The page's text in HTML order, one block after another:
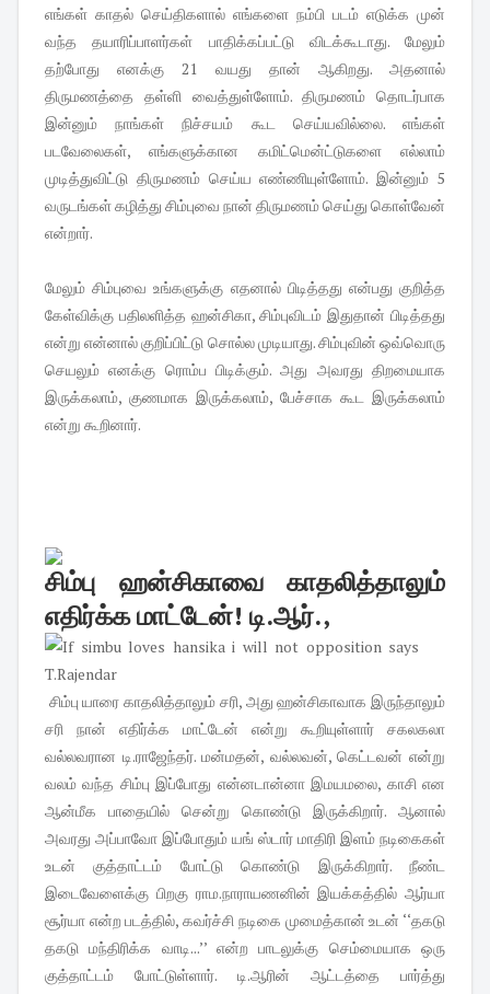
எங்கள் காதல் செய்திகளால் எங்களை நம்பி படம் எடுக்க முன்
வந்த தயாரிப்பாளர்கள் பாதிக்கப்பட்டு விடக்கூடாது. மேலும்
தற்போது எனக்கு 21 வயது தான் ஆகிறது. அதனால்
திருமணத்தை தள்ளி வைத்துள்ளோம். திருமணம் தொடர்பாக
இன்னும் நாங்கள் நிச்சயம் கூட செய்யவில்லை. எங்கள்
படவேலைகள், எங்களுக்கான கமிட்மென்ட்டுகளை எல்லாம்
முடித்துவிட்டு திருமணம் செய்ய எண்ணியுள்‌ளோம். இன்னும் 5
வருடங்கள் கழித்து சிம்புவை நான் திருமணம் செய்து கொள்வேன்
என்றார்.
மேலும் சிம்புவை உங்களுக்கு எதனால் பிடித்தது என்பது குறித்த
கேள்விக்கு பதிலளித்த ஹன்சிகா, சிம்புவிடம் இதுதான் பிடித்தது
என்று என்னால் குறிப்பிட்டு சொல்ல முடியாது. சிம்புவின் ஒவ்வொரு
செயலும் எனக்கு ரொம்ப பிடிக்கும். அது அவரது திறமையாக
இருக்கலாம், குணமாக இருக்கலாம், பேச்சாக கூட இருக்கலாம்
என்று கூறினார்.
சிம்பு ஹன்சிகாவை காதலித்தாலும்
எதிர்க்க மாட்டேன்! டி.ஆர்.,
சிம்பு யாரை காதலித்தாலும் சரி, அது ஹன்சிகாவாக இருந்தாலும்
சரி நான் எதிர்க்க மாட்டேன் என்று கூறியுள்ளார் சகலகலா
வல்லவரான டி.ராஜேந்தர். மன்மதன், வல்லவன், கெட்டவன் என்று
வலம் வந்த சிம்பு இப்போது என்னடான்னா இமயமலை, காசி என
ஆன்மீக பாதையில் சென்று கொண்டு இருக்கிறார். ஆனால்
அவரது அப்பாவோ இப்போதும் யங் ஸ்டார் மாதிரி இளம் நடிகைகள்
உடன் குத்தாட்டம் போட்டு கொண்டு இருக்கிறார். நீண்ட
இடைவேளைக்கு பிறகு ராம.நாராயணனின் இயக்கத்தில் ஆர்யா
சூர்யா என்ற படத்தில், கவர்ச்சி நடிகை முமைத்கான் உடன் ‘‘தகடு
த‌கடு மந்திரிக்க வாடி...’’ என்ற பாடலுக்கு செம்மையாக ஒரு
குத்தாட்டம் போட்டுள்ளார். டி.ஆரின் ஆட்டத்தை பார்த்து